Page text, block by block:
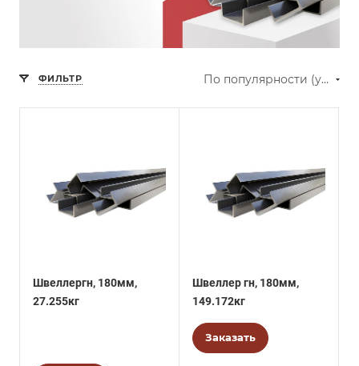
ФИЛЬТР По популярности (убывание)
Швеллергн, 180мм,
27.255кг
Швеллер гн, 180мм,
149.172кг
Заказать